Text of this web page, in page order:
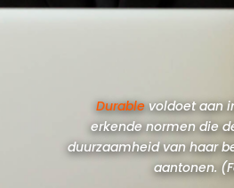
Durablevoldoet aan
erkende normen die
duurzaamheid van haar
aantonen.